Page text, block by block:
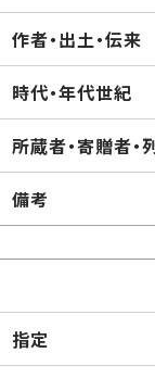
作者・出土・伝来
時代・年代世紀
所蔵者・寄贈者・
備考
指定